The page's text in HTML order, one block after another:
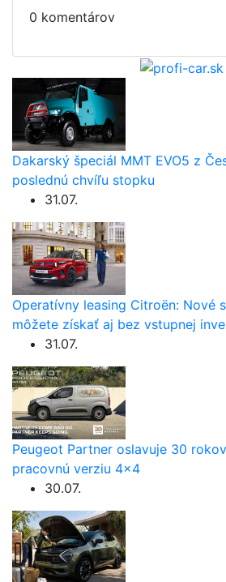
0 komentárov
Dakarský špeciál MMT EVO5 z
poslednú chvíľu stopku
31.07.
Operatívny leasing Citroën: Nové
môžete získať aj bez vstupnej
31.07.
Peugeot Partner oslavuje 30
pracovnú verziu 4×4
30.07.